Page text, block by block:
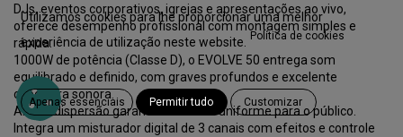
DJs, eventos corporativos, igrejas e apresentações ao vivo,
oferece desempenho profissional com montagem simples e
rápida.
1000W de potência (Classe D), o EVOLVE 50 entrega som
equilibrado e definido, com graves profundos e excelente
cobertura sonora.
Ampla dispersão garante cobertura uniforme para o público.
Integra um misturador digital de 3 canais com efeitos e controle
Utilizamos cookies para lhe proporcionar uma melhor
experiência de utilização neste website.
Política de cookies
Apenas essenciais Permitir tudo Customizar